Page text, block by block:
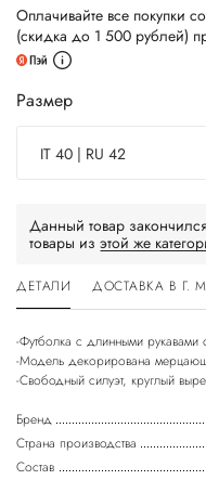
Оплачивайте все покупки
(скидка до 1 500 рублей)
Размер
IT 40 | RU 42
Данный товар
товары из этой же
ДЕТАЛИ ДОСТАВКА В Г.
-Футболка с длинными рукавами
-Модель декорирована
-Свободный силуэт, круглый
Бренд
Страна производства
Состав